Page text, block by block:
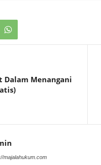
Dalam Menangani
majalahukum.com